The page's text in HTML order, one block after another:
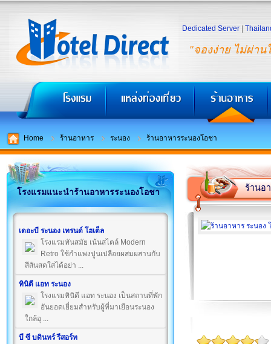
"จองง่าย ไม่ผ่าน
Dedicated Server
Home ร้านอาหาร ระนอง ร้านอาหารระนองโอชา
โรงแรมแนะนำร้านอาหารระนองโอชา
เดอะบี ระนอง เทรนด์ โฮเต็ล
โรงแรมทันสมัย เน้นสไตล์ Modern
Retro ใช้กำแพงปูนเปลือยผสมผสานกับ
สีสันสดใสได้อย่า ...
ทินิดี แอท ระนอง
โรงแรมทินิดี แอท ระนอง เป็นสถานที่พัก
อันยอดเยี่ยมสำหรับผู้ที่มาเยือนระนอง
ใกล้อุ ...
บี ซี บดินทร์ รีสอร์ท
ร้านอ